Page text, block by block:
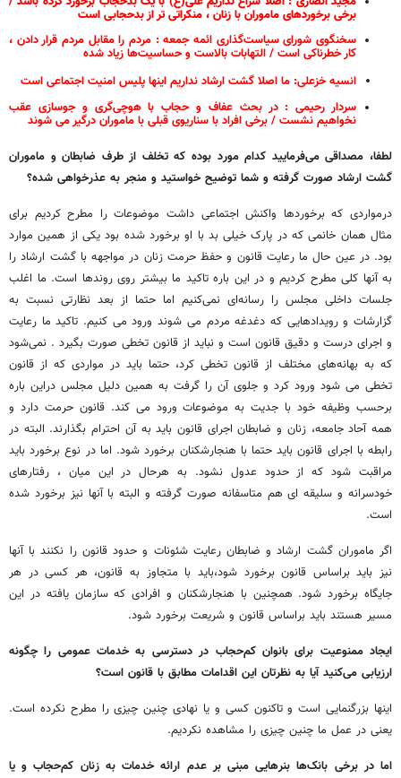
برخی برخوردهای ماموران با زنان ، منکراتی تر از بدحجابی است
سخنگوی شورای سیاست‌گذاری ائمه جمعه : مردم را مقابل مردم قرار دادن ،
کار خطرناکی است / التهابات بالاست و حساسیت‌ها زیاد شده
انسیه خزعلی: ما اصلا گشت ارشاد نداریم اینها پلیس امنیت اجتماعی است
سردار رحیمی : در بحث عفاف و حجاب با هوچی‌گری و جوسازی عقب
نخواهیم نشست / برخی افراد با سناریوی قبلی با ماموران درگیر می شوند
لطفا، مصداقی می‌فرمایید کدام مورد بوده که تخلف از طرف ضابطان و ماموران
گشت ارشاد صورت گرفته و شما توضیح خواستید و منجر به عذرخواهی شده؟
درمواردی که برخوردها واکنش اجتماعی داشت موضوعات را مطرح کردیم برای
مثال همان خانمی که در پارک خیلی بد با او برخورد شده بود یکی از همین موارد
بود. در عین حال ما رعایت قانون و حفظ حرمت زنان در مواجهه با گشت ارشاد را
به آنها کلی مطرح کردیم و در این باره تاکید ما بیشتر روی روندها است. ما اغلب
جلسات داخلی مجلس را رسانه‌ای نمی‌کنیم اما حتما از بعد نظارتی نسبت به
گزارشات و رویدادهایی که دغدغه مردم می شوند ورود می کنیم. تاکید ما رعایت
و اجرای درست و دقیق قانون است و نباید از قانون تخطی صورت بگیرد . نمی‌شود
که به بهانه‌های مختلف از قانون تخطی کرد، حتما باید در مواردی که از قانون
تخطی می شود ورود کرد و جلوی آن را گرفت به همین دلیل مجلس دراین باره
برحسب وظیفه خود با جدیت به موضوعات ورود می کند. قانون حرمت دارد و
همه آحاد جامعه، زنان و ضابطان اجرای قانون باید به آن احترام بگذارند. البته در
رابطه با اجرای قانون باید حتما با هنجارشکنان برخورد شود. اما در نوع برخورد باید
مراقبت شود که از حدود عدول نشود. به هرحال در این میان ، رفتارهای
خودسرانه و سلیقه ای هم متاسفانه صورت گرفته و البته با آنها نیز برخورد شده
است.
اگر ماموران گشت ارشاد و ضابطان رعایت شئونات و حدود قانون را نکنند با آنها
نیز باید براساس قانون برخورد شود،باید با متجاوز به قانون، هر کسی در هر
جایگاه برخورد شود. همچنین با هنجارشکنان و افرادی که سازمان یافته در این
مسیر هستند باید براساس قانون و شریعت برخورد شود.
ایجاد ممنوعیت برای بانوان کم‌حجاب در دسترسی به خدمات عمومی را چگونه
ارزیابی می‌کنید آیا به نظرتان این اقدامات مطابق با قانون است؟
اینها بزرگنمایی است و تاکنون کسی و یا نهادی چنین چیزی را مطرح نکرده است.
یعنی در عمل ما چنین چیزی را مشاهده نکردیم.
اما در برخی بانک‌ها بنرهایی مبنی بر عدم ارائه خدمات به زنان کم‌حجاب و یا